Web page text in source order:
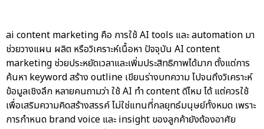
ai content marketing คือ การใช้ AI tools และ automation มา
ช่วยวางแผน ผลิต หรือวิเคราะห์เนื้อหา ปัจจุบัน AI content
marketing ช่วยประหยัดเวลาและเพิ่มประสิทธิภาพได้มาก ตั้งแต่การ
ค้นหา keyword สร้าง outline เขียนร่างบทความ ไปจนถึงวิเคราะห์
ข้อมูลเชิงลึก หลายคนถามว่า ใช้ AI ทำ content ดีไหม ได้ แต่ควรใช้
เพื่อเสริมความคิดสร้างสรรค์ ไม่ใช่แทนที่กลยุทธ์มนุษย์ทั้งหมด เพราะ
การกำหนด brand voice และ insight ของลูกค้ายังต้องอาศัย